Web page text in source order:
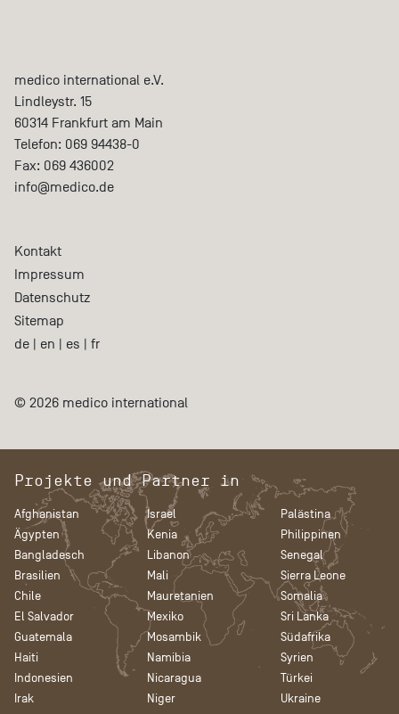
medico international e.V.
Lindleystr. 15
60314 Frankfurt am Main
Telefon: 069 94438-0
Fax: 069 436002
info@medico.de
Kontakt
Impressum
Datenschutz
Sitemap
de | en | es | fr
© 2026 medico international
Projekte und Partner in
Afghanistan
Ägypten
Bangladesch
Brasilien
Chile
El Salvador
Guatemala
Haiti
Indonesien
Irak
Israel
Kenia
Libanon
Mali
Mauretanien
Mexiko
Mosambik
Namibia
Nicaragua
Niger
Palästina
Philippinen
Senegal
Sierra Leone
Somalia
Sri Lanka
Südafrika
Syrien
Türkei
Ukraine